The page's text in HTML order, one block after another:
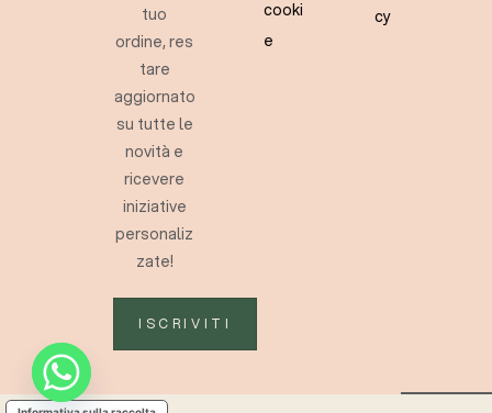
tuo
ordine, res
tare
aggiornato
su tutte le
novità e
ricevere
iniziative
personaliz
zate!
ISCRIVITI
cooki
e
cy